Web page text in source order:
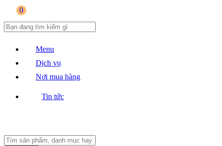
0
Menu
Dịch vụ
Nơi mua hàng
Tin tức